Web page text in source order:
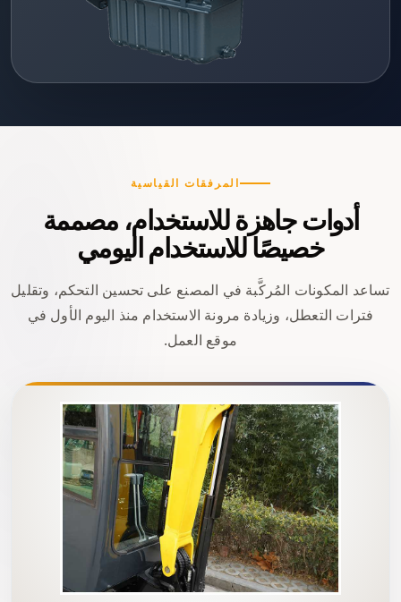
المرفقات القياسية
أدوات جاهزة للاستخدام، مصممة
خصيصًا للاستخدام اليومي
تساعد المكونات المُركَّبة في المصنع على تحسين التحكم، وتقليل
فترات التعطل، وزيادة مرونة الاستخدام منذ اليوم الأول في
موقع العمل.